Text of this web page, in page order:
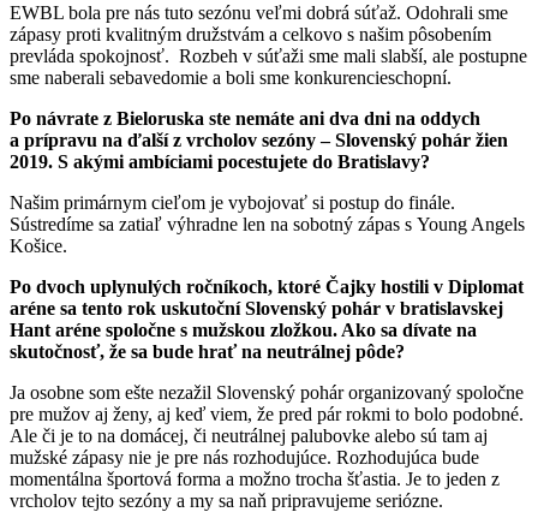
EWBL bola pre nás tuto sezónu veľmi dobrá súťaž. Odohrali sme
zápasy proti kvalitným družstvám a celkovo s našim pôsobením
prevláda spokojnosť. Rozbeh v súťaži sme mali slabší, ale postupne
sme naberali sebavedomie a boli sme konkurencieschopní.
Po návrate z Bieloruska ste nemáte ani dva dni na oddych
a prípravu na ďalší z vrcholov sezóny – Slovenský pohár žien
2019. S akými ambíciami pocestujete do Bratislavy?
Našim primárnym cieľom je vybojovať si postup do finále.
Sústredíme sa zatiaľ výhradne len na sobotný zápas s Young Angels
Košice.
Po dvoch uplynulých ročníkoch, ktoré Čajky hostili v Diplomat
aréne sa tento rok uskutoční Slovenský pohár v bratislavskej
Hant aréne spoločne s mužskou zložkou. Ako sa dívate na
skutočnosť, že sa bude hrať na neutrálnej pôde?
Ja osobne som ešte nezažil Slovenský pohár organizovaný spoločne
pre mužov aj ženy, aj keď viem, že pred pár rokmi to bolo podobné.
Ale či je to na domácej, či neutrálnej palubovke alebo sú tam aj
mužské zápasy nie je pre nás rozhodujúce. Rozhodujúca bude
momentálna športová forma a možno trocha šťastia. Je to jeden z
vrcholov tejto sezóny a my sa naň pripravujeme seriózne.